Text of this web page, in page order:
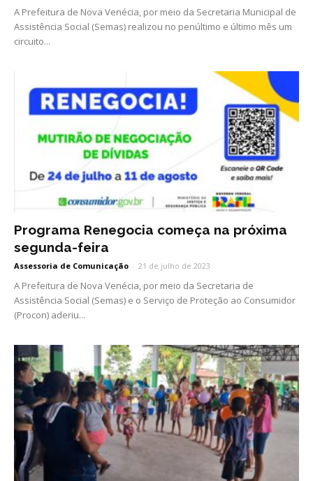
A Prefeitura de Nova Venécia, por meio da Secretaria Municipal de
Assistência Social (Semas) realizou no penúltimo e último mês um
circuito...
Programa Renegocia começa na próxima
segunda-feira
Assessoria de Comunicação - 21 de julho de 2023
A Prefeitura de Nova Venécia, por meio da Secretaria de
Assistência Social (Semas) e o Serviço de Proteção ao Consumidor
(Procon) aderiu...